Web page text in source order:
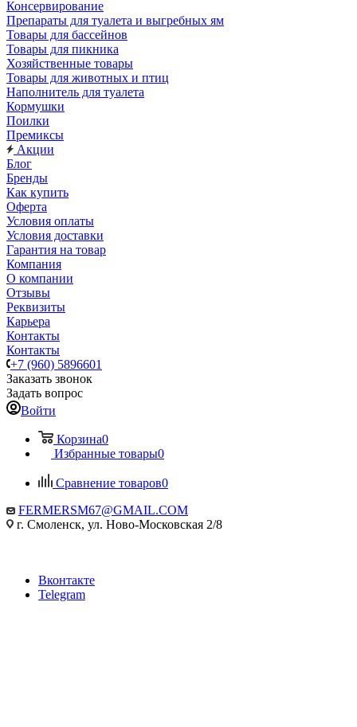
Консервирование
Препараты для туалета и выгребных ям
Товары для бассейнов
Товары для пикника
Хозяйственные товары
Товары для животных и птиц
Наполнитель для туалета
Кормушки
Поилки
Премиксы
Акции
Блог
Бренды
Как купить
Оферта
Условия оплаты
Условия доставки
Гарантия на товар
Компания
О компании
Отзывы
Реквизиты
Карьера
Контакты
Контакты
+7 (960) 5896601
Заказать звонок
Задать вопрос
Войти
Корзина0
Избранные товары0
Сравнение товаров0
FERMERSM67@GMAIL.COM
г. Смоленск, ул. Ново-Московская 2/8
Вконтакте
Telegram